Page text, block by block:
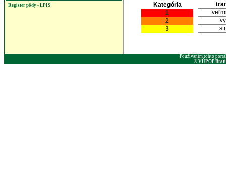
Register pôdy - LPIS
Kategória
1
2
3
Používaním tohto
© VÚPOP